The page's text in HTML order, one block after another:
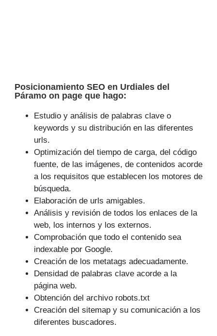
Posicionamiento SEO en Urdiales del
Páramo on page que hago:
Estudio y análisis de palabras clave o
keywords y su distribución en las diferentes
urls.
Optimización del tiempo de carga, del código
fuente, de las imágenes, de contenidos acorde
a los requisitos que establecen los motores de
búsqueda.
Elaboración de urls amigables.
Análisis y revisión de todos los enlaces de la
web, los internos y los externos.
Comprobación que todo el contenido sea
indexable por Google.
Creación de los metatags adecuadamente.
Densidad de palabras clave acorde a la
página web.
Obtención del archivo robots.txt
Creación del sitemap y su comunicación a los
diferentes buscadores.